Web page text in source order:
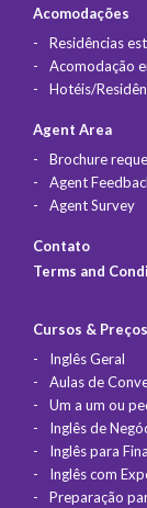
Acomodações
Residências
Acomodação
Hotéis/
Agent Area
Brochure
Agent
Agent Survey
Contato
Terms and
Cursos & Preços
Inglês Geral
Aulas de
Um a um ou
Inglês de
Inglês para
Inglês com
Preparação